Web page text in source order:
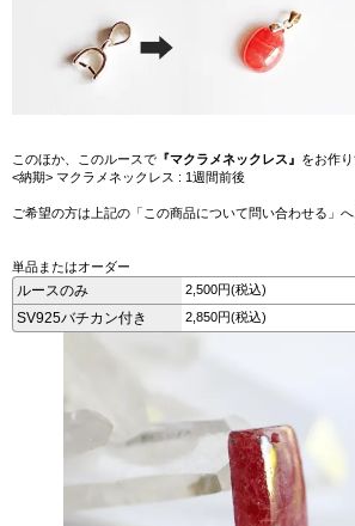
このほか、このルースで 『マクラメネックレス』 をお作
<納期> マクラメネックレス : 1週間前後
ご希望の方は上記の「この商品について問い合わせる」へ
単品またはオーダー
ルースのみ 2,500円(税込)
SV925バチカン付き 2,850円(税込)